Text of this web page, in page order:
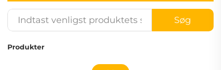
Søg
Produkter